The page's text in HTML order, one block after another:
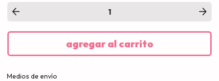
Medios de envío